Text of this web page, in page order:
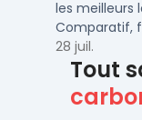
les meilleurs
Comparatif,
choix pour
28 juil.
Tout